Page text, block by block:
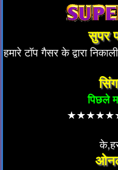
सुपर
हमारे टॉप गैसर के द्वारा
पिछले